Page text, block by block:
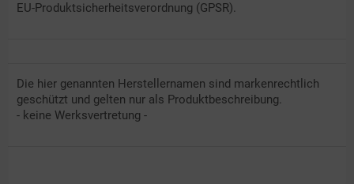
EU-Produktsicherheitsverordnung (GPSR).
Die hier genannten Herstellernamen sind markenrechtlich
geschützt und gelten nur als Produktbeschreibung.
- keine Werksvertretung -